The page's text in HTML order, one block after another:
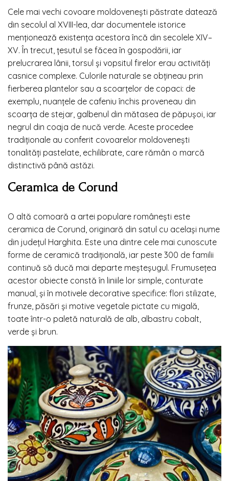
Cele mai vechi covoare moldovenești păstrate datează
din secolul al XVIII-lea, dar documentele istorice
menționează existența acestora încă din secolele XIV–
XV. În trecut, țesutul se făcea în gospodării, iar
prelucrarea lânii, torsul și vopsitul firelor erau activități
casnice complexe. Culorile naturale se obțineau prin
fierberea plantelor sau a scoarțelor de copaci: de
exemplu, nuanțele de cafeniu închis proveneau din
scoarța de stejar, galbenul din mătasea de păpușoi, iar
negrul din coaja de nucă verde. Aceste procedee
tradiționale au conferit covoarelor moldovenești
tonalități pastelate, echilibrate, care rămân o marcă
distinctivă până astăzi.
Ceramica de Corund
O altă comoară a artei populare românești este
ceramica de Corund, originară din satul cu același nume
din județul Harghita. Este una dintre cele mai cunoscute
forme de ceramică tradițională, iar peste 300 de familii
continuă să ducă mai departe meșteșugul. Frumusețea
acestor obiecte constă în liniile lor simple, conturate
manual, și în motivele decorative specifice: flori stilizate,
frunze, păsări și motive vegetale pictate cu migală,
toate într-o paletă naturală de alb, albastru cobalt,
verde și brun.